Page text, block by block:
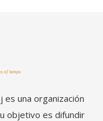
es una organización
objetivo es difundir